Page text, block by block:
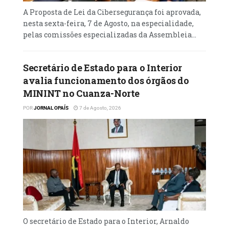
A Proposta de Lei da Cibersegurança foi aprovada,
nesta sexta-feira, 7 de Agosto, na especialidade,
pelas comissões especializadas da Assembleia...
Secretário de Estado para o Interior
avalia funcionamento dos órgãos do
MININT no Cuanza-Norte
PORJORNAL OPAÍS 7 de Agosto, 2026
O secretário de Estado para o Interior, Arnaldo